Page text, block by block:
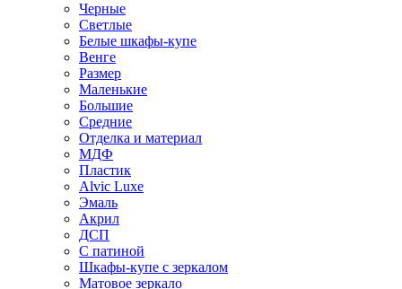
Черные
Светлые
Белые шкафы-купе
Венге
Размер
Маленькие
Большие
Средние
Отделка и материал
МДФ
Пластик
Alvic Luxe
Эмаль
Акрил
ДСП
С патиной
Шкафы-купе с зеркалом
Матовое зеркало